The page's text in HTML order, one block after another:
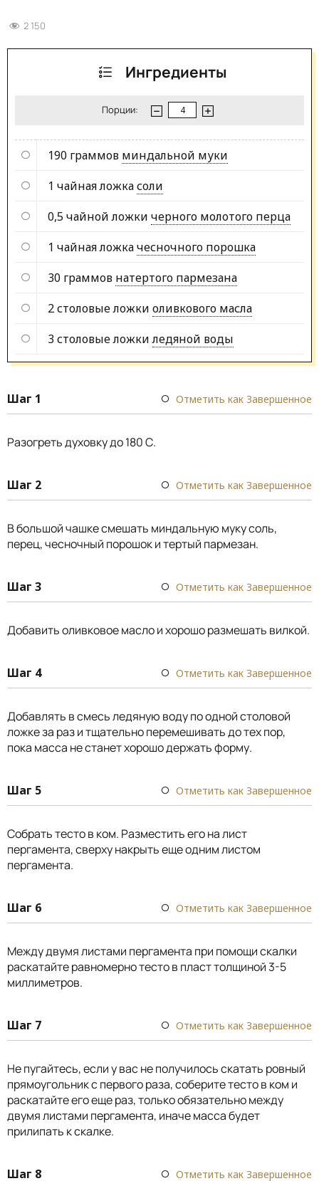
2 150
Ингредиенты
Порции:
190 граммов миндальной муки
1 чайная ложкасоли
0,5 чайной ложки черного молотого перца
1 чайная ложкачесночного порошка
30 граммов натертого пармезана
2 столовые ложки оливкового масла
3 столовые ложки ледяной воды
Шаг 1 Отметить как Завершенное
Разогреть духовку до 180 С.
Шаг 2 Отметить как Завершенное
В большой чашке смешать миндальную муку соль,
перец, чесночный порошок и тертый пармезан.
Шаг 3 Отметить как Завершенное
Добавить оливковое масло и хорошо размешать вилкой.
Шаг 4 Отметить как Завершенное
Добавлять в смесь ледяную воду по одной столовой
ложке за раз и тщательно перемешивать до тех пор,
пока масса не станет хорошо держать форму.
Шаг 5 Отметить как Завершенное
Собрать тесто в ком. Разместить его на лист
пергамента, сверху накрыть еще одним листом
пергамента.
Шаг 6 Отметить как Завершенное
Между двумя листами пергамента при помощи скалки
раскатайте равномерно тесто в пласт толщиной 3-5
миллиметров.
Шаг 7 Отметить как Завершенное
Не пугайтесь, если у вас не получилось скатать ровный
прямоугольник с первого раза, соберите тесто в ком и
раскатайте его еще раз, только обязательно между
двумя листами пергамента, иначе масса будет
прилипать к скалке.
Шаг 8 Отметить как Завершенное